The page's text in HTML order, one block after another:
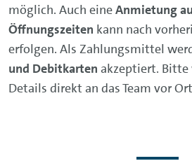
möglich. Auch eineAnmietung
Öffnungszeiten kann nach
erfolgen. Als Zahlungsmittel
und Debitkarten akzeptiert. Bitte
Details direkt an das Team vor